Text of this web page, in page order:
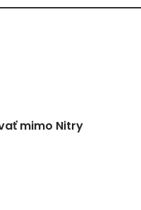
mimo Nitry